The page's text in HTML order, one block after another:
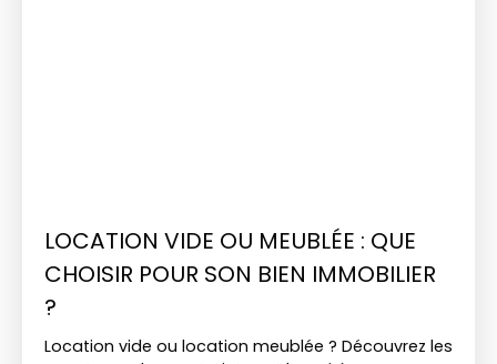
LOCATION VIDE OU MEUBLÉE : QUE
CHOISIR POUR SON BIEN IMMOBILIER
?
Location vide ou location meublée ? Découvrez les